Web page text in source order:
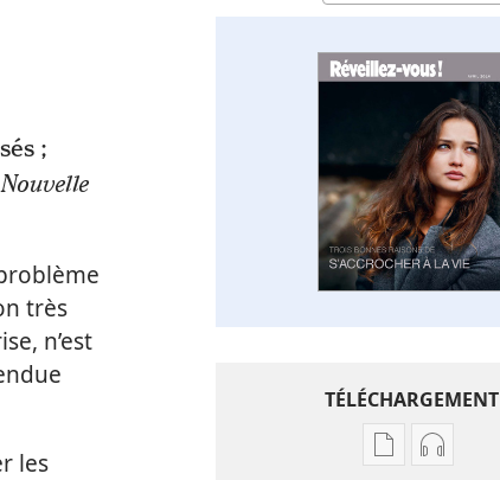
;
Nouvelle
très
n’est
les
TÉLÉCHARGEMENT
OptionsOptions